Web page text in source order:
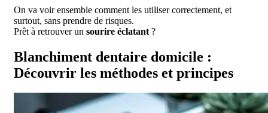
On va voir ensemble comment les utiliser correctement, et
surtout, sans prendre de risques.
Prêt à retrouver un sourire éclatant ?
Blanchiment dentaire domicile :
Découvrir les méthodes et principes